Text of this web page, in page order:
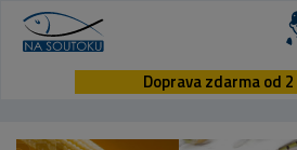
Doprava zdarma od 2